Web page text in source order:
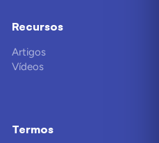
Recursos
Artigos
Vídeos
Termos